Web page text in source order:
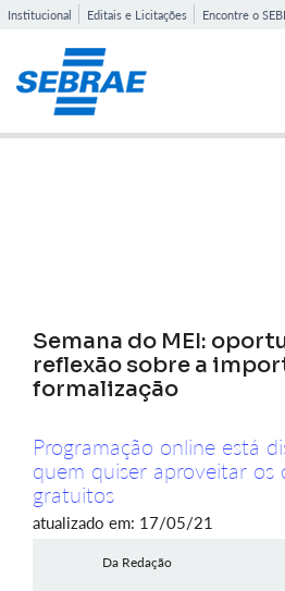
Institucional Editais e Licitações Encontre o
Semana do MEI:
reflexão sobre a
formalização
Programação online está
quem quiser aproveitar os
gratuitos
atualizado em: 17/05/21
Da Redação